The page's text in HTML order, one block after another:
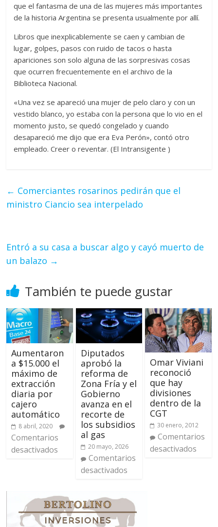
que el fantasma de una de las mujeres más importantes
de la historia Argentina se presenta usualmente por allí.
Libros que inexplicablemente se caen y cambian de
lugar, golpes, pasos con ruido de tacos o hasta
apariciones son solo alguna de las sorpresivas cosas
que ocurren frecuentemente en el archivo de la
Biblioteca Nacional.
«Una vez se apareció una mujer de pelo claro y con un
vestido blanco, yo estaba con la persona que lo vio en el
momento justo, se quedó congelado y cuando
desapareció me dijo que era Eva Perón», contó otro
empleado. Creer o reventar. (El Intransigente )
← Comerciantes rosarinos pedirán que el
ministro Ciancio sea interpelado
Entró a su casa a buscar algo y cayó muerto de
un balazo →
También te puede gustar
Aumentaron
a $15.000 el
máximo de
extracción
diaria por
cajero
automático
8 abril, 2020
Comentarios
desactivados
Diputados
aprobó la
reforma de
Zona Fría y el
Gobierno
avanza en el
recorte de
los subsidios
al gas
20 mayo, 2026
Comentarios
desactivados
Omar Viviani
reconoció
que hay
divisiones
dentro de la
CGT
30 enero, 2012
Comentarios
desactivados